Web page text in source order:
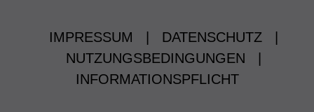
IMPRESSUM DATENSCHUTZ
NUTZUNGSBEDINGUNGEN
INFORMATIONSPFLICHT